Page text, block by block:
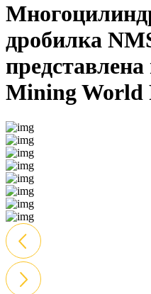
дробилка
Mining World